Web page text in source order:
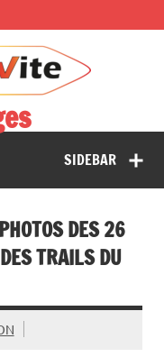
SIDEBAR
DES 26
TRAILS DU